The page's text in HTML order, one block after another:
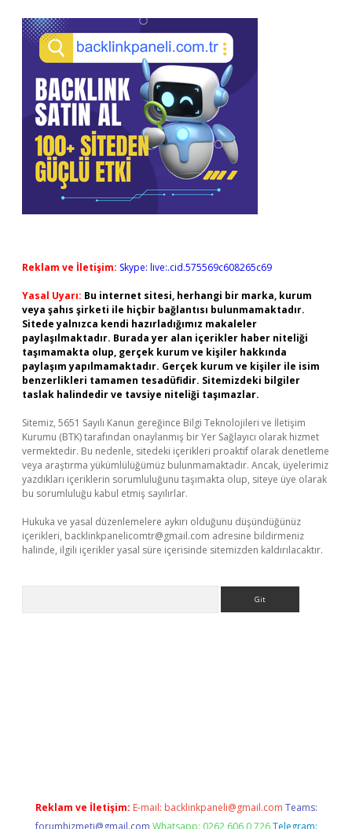
Reklam ve İletişim: Skype: live:.cid.575569c608265c69
Yasal Uyarı: Bu internet sitesi, herhangi bir marka, kurum
veya şahıs şirketi ile hiçbir bağlantısı bulunmamaktadır.
Sitede yalnızca kendi hazırladığımız makaleler
paylaşılmaktadır. Burada yer alan içerikler haber niteliği
taşımamakta olup, gerçek kurum ve kişiler hakkında
paylaşım yapılmamaktadır. Gerçek kurum ve kişiler ile isim
benzerlikleri tamamen tesadüfidir. Sitemizdeki bilgiler
taslak halindedir ve tavsiye niteliği taşımazlar.
Sitemiz, 5651 Sayılı Kanun gereğince Bilgi Teknolojileri ve İletişim
Kurumu (BTK) tarafından onaylanmış bir Yer Sağlayıcı olarak hizmet
vermektedir. Bu nedenle, sitedeki içerikleri proaktif olarak denetleme
veya araştırma yükümlülüğümüz bulunmamaktadır. Ancak, üyelerimiz
yazdıkları içeriklerin sorumluluğunu taşımakta olup, siteye üye olarak
bu sorumluluğu kabul etmiş sayılırlar.
Hukuka ve yasal düzenlemelere aykırı olduğunu düşündüğünüz
içerikleri, backlinkpanelicomtr@gmail.com adresine bildirmeniz
halinde, ilgili içerikler yasal süre içerisinde sitemizden kaldırılacaktır.
Reklam ve İletişim: E-mail: backlinkpaneli@gmail.com Teams:
forumhizmeti@gmail.com Whatsapp: 0262 606 0 726 Telegram: